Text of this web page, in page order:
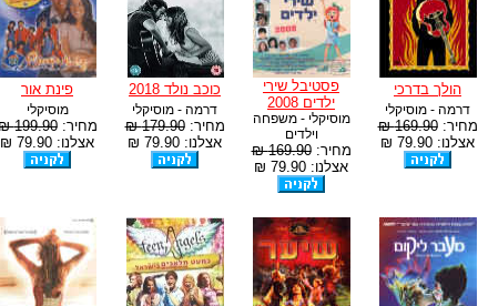
הולך בדרכי
דרמה - מוסיקלי
מחיר:169.90 ₪
אצלנו: 79.90 ₪
פסטיבל שירי
ילדים 2008
מוסיקלי - משפחה
וילדים
מחיר:169.90 ₪
אצלנו: 79.90 ₪
כוכב נולד 2018
דרמה - מוסיקלי
מחיר:179.90 ₪
אצלנו: 79.90 ₪
פינת אור
מוסיקלי
מחיר:199.90 ₪
אצלנו: 79.90 ₪